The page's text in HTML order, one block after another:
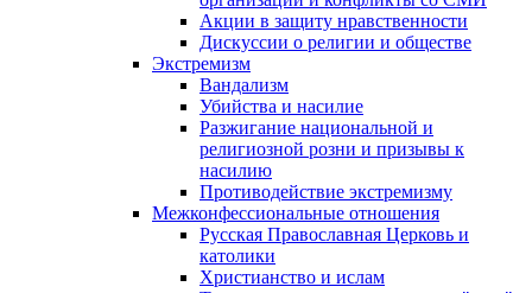
Акции в защиту нравственности
Дискуссии о религии и обществе
Экстремизм
Вандализм
Убийства и насилие
Разжигание национальной и
религиозной розни и призывы к
насилию
Противодействие экстремизму
Межконфессиональные отношения
Русская Православная Церковь и
католики
Христианство и ислам